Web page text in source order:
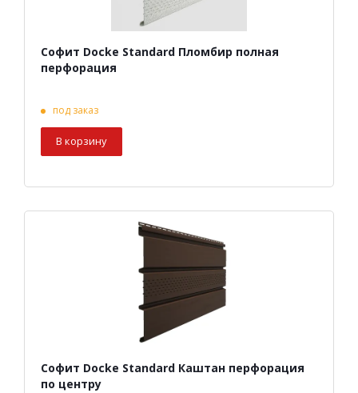
Софит Docke Standard Пломбир полная
перфорация
под заказ
В корзину
Софит Docke Standard Каштан перфорация
по центру